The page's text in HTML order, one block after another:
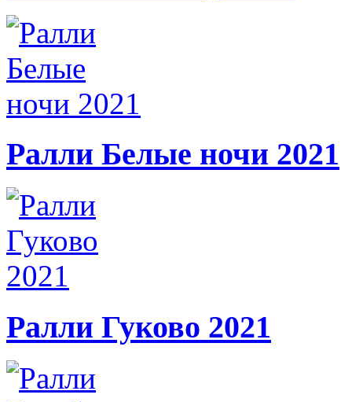
Ралли Белые ночи 2021
Ралли Гуково 2021